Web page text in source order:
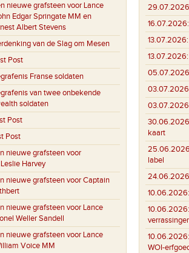
nieuwe grafsteen voor Lance
Edgar Springate MM en
Albert Stevens
van de Slag om Mesen
Post
Franse soldaten
van twee onbekende
soldaten
Post
Post
nieuwe grafsteen voor
Harvey
nieuwe grafsteen voor Captain
nieuwe grafsteen voor Lance
Weller Sandell
nieuwe grafsteen voor Lance
Voice MM
16.07.2026:
13.07.2026:
13.07.2026:
kaart
label
10.06.2026:
10.06.2026:
10.06.2026:
WOI-